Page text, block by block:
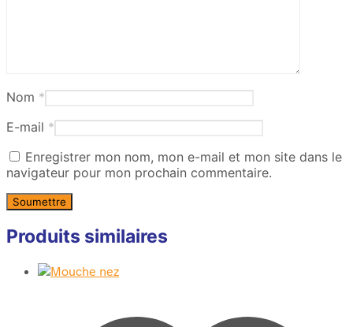
Nom *
E-mail *
Enregistrer mon nom, mon e-mail et mon site dans le
navigateur pour mon prochain commentaire.
Produits similaires